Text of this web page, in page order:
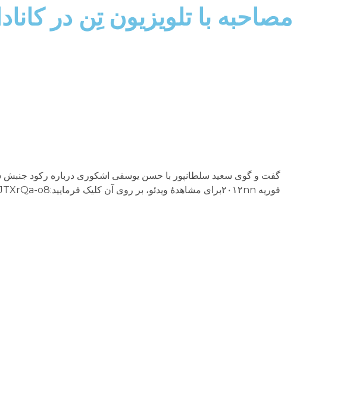
مصاحبه با تلويزيون تِن در كانادا
فوريه ۲۰۱۲nnبراى مشاهدهٔ ویدئو، بر روى آن کلیک فرمایید:nnnhttpv://www.youtube.com/watch?v=_eJTXrQa-o8